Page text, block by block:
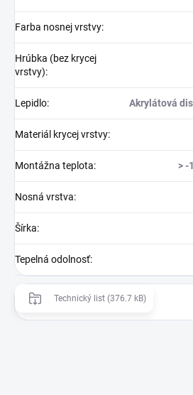
Farba nosnej vrstvy:
Hrúbka (bez krycej
vrstvy):
Lepidlo: Akrylátová
Materiál krycej vrstvy:
Montážna teplota: > -
Nosná vrstva:
Šírka:
Tepelná odolnosť:
Technický list (376.7 kB)